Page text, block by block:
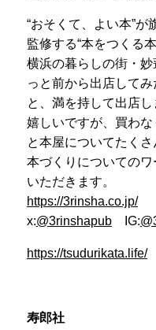
“おそくて、よい本”
監修する“本をつくる
横浜の暮らしの街・
っと前から出店して
と、満を持して出店
嬉しいですが、買わ
と本屋についてたくさ
本づくりについての
いただきます。
https://3rinsha.co.jp/
x:@3rinshapubIG:
https://tsudurikata.life/
寿郎社